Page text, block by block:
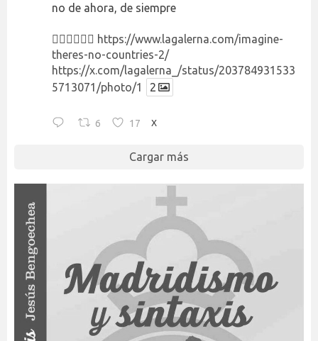
no de ahora, de siempre
👉🏻👉🏻👉🏻 https://www.lagalerna.com/imagine-
theres-no-countries-2/
https://x.com/lagalerna_/status/203784931533
5713071/photo/1
2
6 17 X
Cargar más